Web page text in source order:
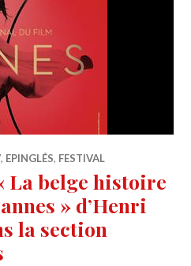
, EPINGLÉS, FESTIVAL
La belge histoire
» d’Henri
la section